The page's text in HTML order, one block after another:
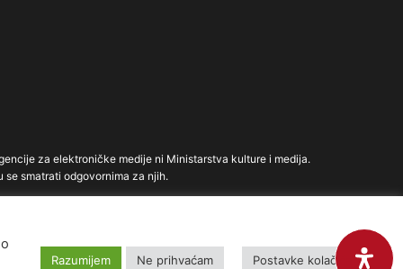
za elektroničke medije ni Ministarstva kulture i medija.
smatrati odgovornima za njih.
Razumijem Ne prihvaćam Postavke kolačića